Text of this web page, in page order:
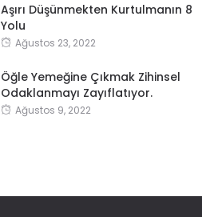
Aşırı Düşünmekten Kurtulmanın 8
Yolu
Ağustos 23, 2022
Öğle Yemeğine Çıkmak Zihinsel
Odaklanmayı Zayıflatıyor.
Ağustos 9, 2022